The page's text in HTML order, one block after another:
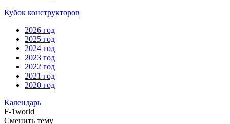
Кубок конструкторов
2026 год
2025 год
2024 год
2023 год
2022 год
2021 год
2020 год
Календарь
F-1world
Сменить тему